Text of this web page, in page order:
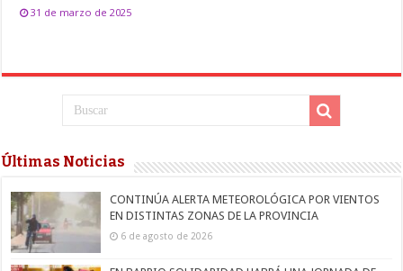
31 de marzo de 2025
Últimas Noticias
CONTINÚA ALERTA METEOROLÓGICA POR VIENTOS
EN DISTINTAS ZONAS DE LA PROVINCIA
6 de agosto de 2026